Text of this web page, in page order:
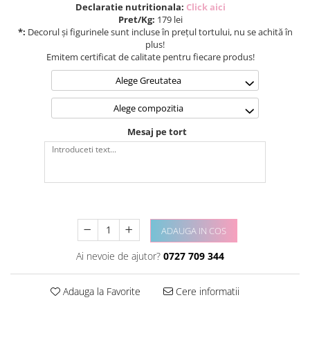
Declaratie nutritionala: Click aici
Pret/Kg: 179 lei
*: Decorul și figurinele sunt incluse în prețul tortului, nu se achită în
plus!
Emitem certificat de calitate pentru fiecare produs!
Alege Greutatea
Alege compozitia
Mesaj pe tort
ADAUGA IN COS
Ai nevoie de ajutor? 0727 709 344
Adauga la Favorite Cere informatii